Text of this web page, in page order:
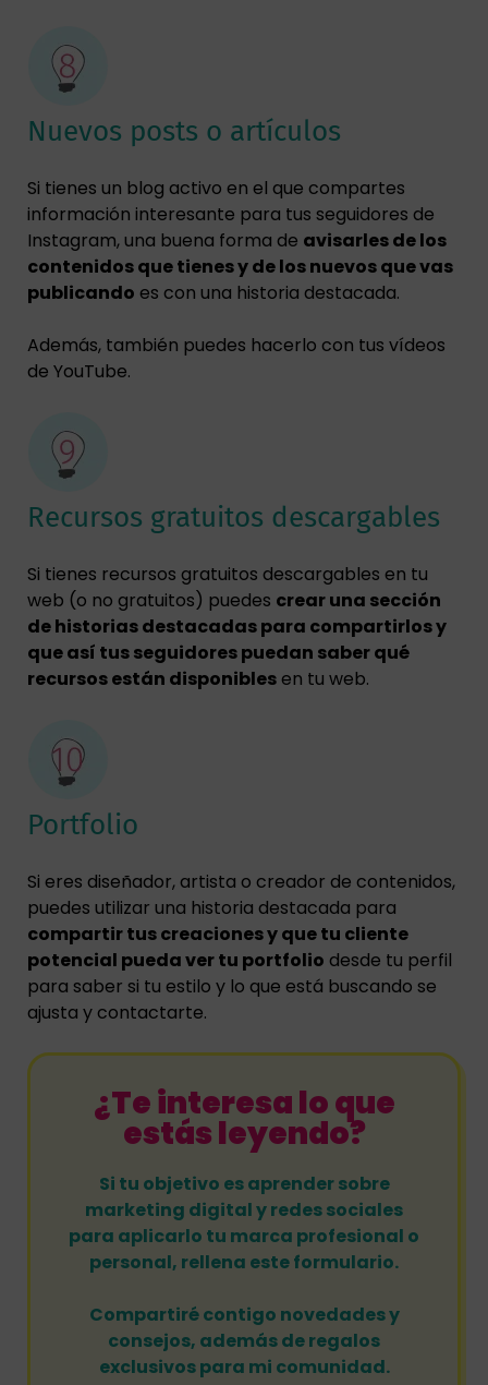
Nuevos posts o artículos
Si tienes un blog activo en el que compartes
información interesante para tus seguidores de
Instagram, una buena forma de avisarles de los
contenidos que tienes y de los nuevos que vas
publicando es con una historia destacada.
Además, también puedes hacerlo con tus vídeos
de YouTube.
Recursos gratuitos descargables
Si tienes recursos gratuitos descargables en tu
web (o no gratuitos) puedes crear una sección
de historias destacadas para compartirlos y
que así tus seguidores puedan saber qué
recursos están disponibles en tu web.
Portfolio
Si eres diseñador, artista o creador de contenidos,
puedes utilizar una historia destacada para
compartir tus creaciones y que tu cliente
potencial pueda ver tu portfolio desde tu perfil
para saber si tu estilo y lo que está buscando se
ajusta y contactarte.
¿Te interesa lo que
estás leyendo?
Si tu objetivo es aprender sobre
marketing digital y redes sociales
para aplicarlo tu marca profesional o
personal, rellena este formulario.
Compartiré contigo novedades y
consejos, además de regalos
exclusivos para mi comunidad.